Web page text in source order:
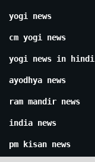
yogi news
cm yogi news
yogi news in hindi
ayodhya news
ram mandir news
india news
pm kisan news